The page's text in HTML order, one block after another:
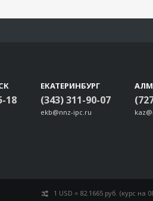
18
ЕКАТЕРИНБУРГ
(343) 311-90-07
ekb@nnz-ipc.ru
1 USD = 82.1665 руб. (курс на